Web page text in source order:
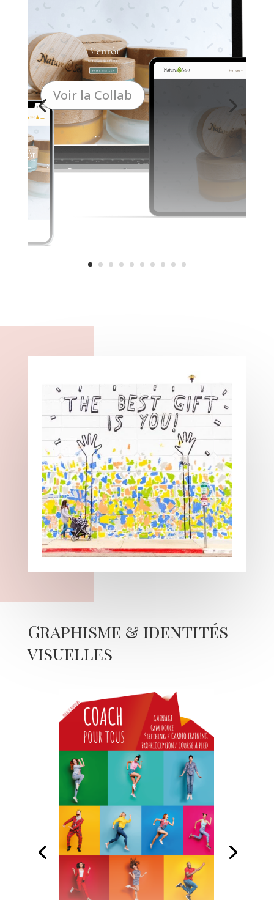
Voir la Collab
Graphisme & identités
visuelles